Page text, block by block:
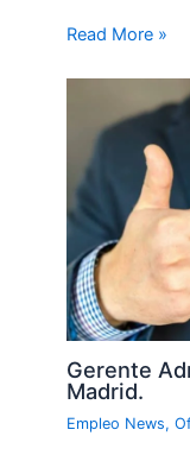
Read More »
Gerente
Madrid.
Empleo News,